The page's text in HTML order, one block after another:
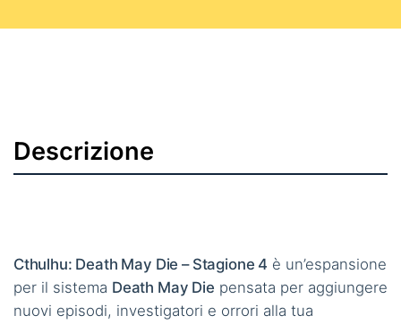
Descrizione
Cthulhu: Death May Die – Stagione 4 è un’espansione
per il sistema Death May Die pensata per aggiungere
nuovi episodi, investigatori e orrori alla tua